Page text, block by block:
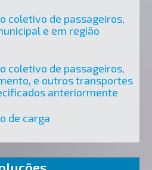
coletivo de passageiros,
e em região
coletivo de passageiros,
e outros transportes
anteriormente
de carga